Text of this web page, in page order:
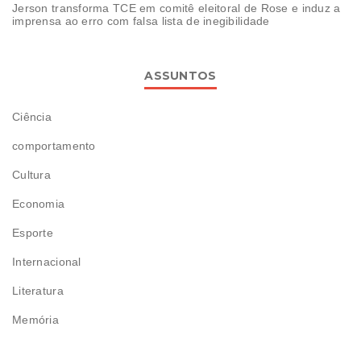
Jerson transforma TCE em comitê eleitoral de Rose e induz a
imprensa ao erro com falsa lista de inegibilidade
ASSUNTOS
Ciência
comportamento
Cultura
Economia
Esporte
Internacional
Literatura
Memória